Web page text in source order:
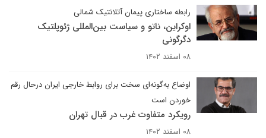
رابطه ساختاری پیمان آتلانتیک شمالی
اوکراین، ناتو و سیاست بین‌المللی ژئوپلتیک
دگرگونی
۰۸ اسفند ۱۴۰۲
اوضاع به‌گونه‌ای سخت برای روابط خارجی ایران درحال رقم
خوردن است
رویکرد متفاوت غرب در قبال تهران
۰۸ اسفند ۱۴۰۲